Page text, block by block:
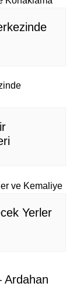
Yerler
Ardahan